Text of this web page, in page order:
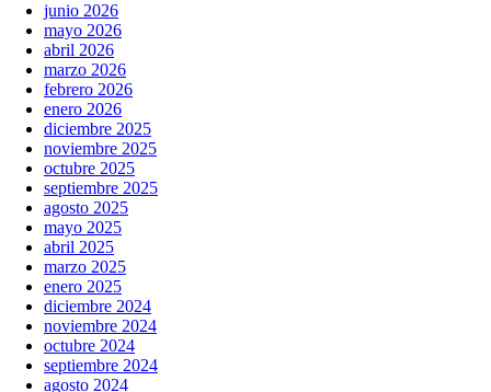
junio 2026
mayo 2026
abril 2026
marzo 2026
febrero 2026
enero 2026
diciembre 2025
noviembre 2025
octubre 2025
septiembre 2025
agosto 2025
mayo 2025
abril 2025
marzo 2025
enero 2025
diciembre 2024
noviembre 2024
octubre 2024
septiembre 2024
agosto 2024